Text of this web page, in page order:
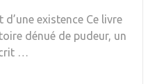
existence Ce livre
dénué de pudeur, un
…